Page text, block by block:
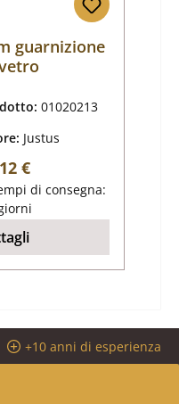
guarnizione
01020213
Justus
normale:
€
di consegna:
+10 anni di esperienza